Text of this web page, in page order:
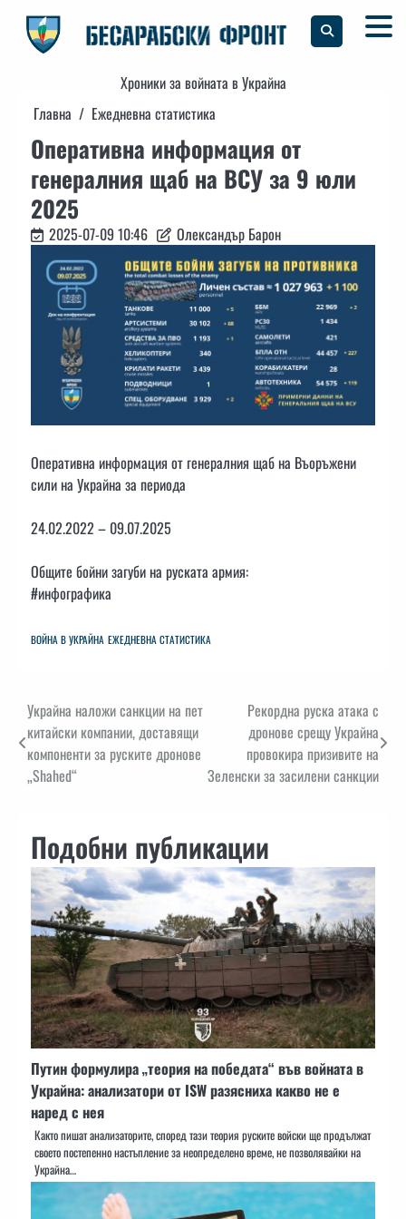
content
Хроники за войната в Украйна
Главна
Ежедневна статистика
Оперативна информация от
генералния щаб на ВСУ за 9 юли
2025
2025-07-09 10:46 Олександър Барон
Оперативна информация от генералния щаб на Въоръжени
сили на Украйна за периода
24.02.2022 – 09.07.2025
Общите бойни загуби на руската армия:
#инфографика
ВОЙНА В УКРАЙНА ЕЖЕДНЕВНА СТАТИСТИКА
Навигация
Украйна наложи санкции на пет
китайски компании, доставящи
компоненти за руските дронове
„Shahed“
Рекордна руска атака с
дронове срещу Украйна
провокира призивите на
Зеленски за засилени санкции
Подобни публикации
Путин формулира „теория на победата“ във войната в
Украйна: анализатори от ISW разясниха какво не е
наред с нея
Както пишат анализаторите, според тази теория руските войски ще продължат
своето постепенно настъпление за неопределено време, не позволявайки на
Украйна…